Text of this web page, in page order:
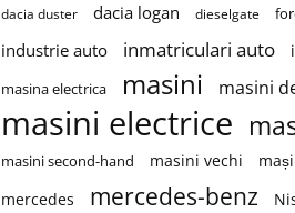
dacia duster dacia logan dieselgate
industrie auto inmatriculari auto
masina electrica masini masini
masini electrice
masini second-hand masini vechi
mercedes
mercedes-benz